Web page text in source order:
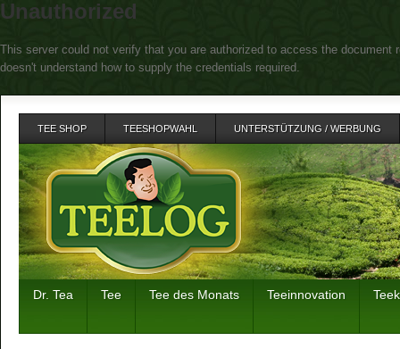
Unauthorized
This server could not verify that you are authorized to access the
doesn't understand how to supply the credentials required.
TEE SHOP TEESHOPWAHL UNTERSTÜTZUNG / WERBUNG
Dr. Tea Tee Tee des Monats Teeinnovation